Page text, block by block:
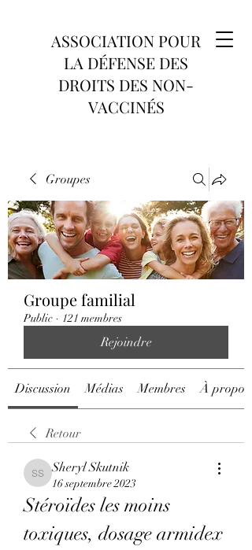
ASSOCIATION POUR
LA DÉFENSE DES
DROITS DES NON-
VACCINÉS
Groupes
Groupe familial
Public · 121 membres
Rejoindre
Discussion Médias Membres À propos
Retour
Sheryl Skutnik
Sheryl Skutnik
16 septembre 2023
Stéroïdes les moins
toxiques, dosage armidex